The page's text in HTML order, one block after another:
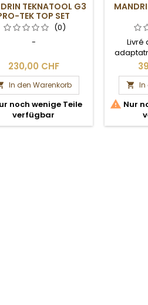
TEKNATOOL G3
TEK TOP SET
(0)
-
230,00 CHF
In den Warenkorb
noch wenige Teile
verfügbar
Livré
 In
 Nur